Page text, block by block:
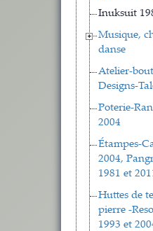
Inuksuit
Musique,
danse
Atelier-
Designs-
Poterie-
2004
Étampes-
2004,
1981 et
Huttes de
pierre -
1993 et